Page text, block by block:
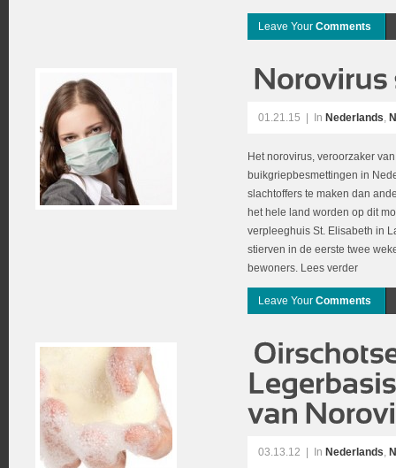
Leave Your Comments
01.21.15 In Nederlands,
Het norovirus, veroorzaker
buikgriepbesmettingen in
slachtoffers te maken dan
het hele land worden op dit
verpleeghuis St. Elisabeth in
stierven in de eerste twee
bewoners. Lees verder
Leave Your Comments
03.13.12 In Nederlands,